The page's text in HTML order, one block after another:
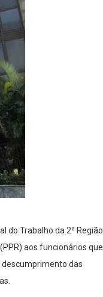
do Trabalho da 2ª Região
aos funcionários que
descumprimento das